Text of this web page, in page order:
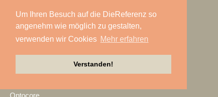
Um Ihren Besuch auf die DieReferenz so
angenehm wie möglich zu gestalten,
verwenden wir Cookies Mehr erfahren
Verstanden!
NÜSSLI
Oblong Industries
Octopus
Oehlbach Kabel
OETHG
Omron